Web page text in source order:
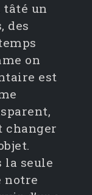
tâté un
des
on
est
changer
la seule
notre